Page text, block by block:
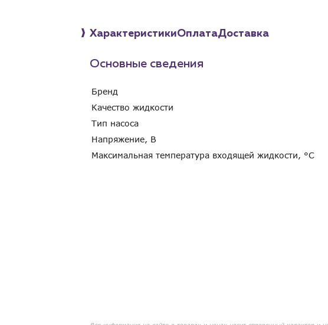
ХарактеристикиОплатаДоставка
Основные сведения
Бренд
Качество жидкости
Тип насоса
Напряжение, В
Максимальная температура входящей жидкости, °C